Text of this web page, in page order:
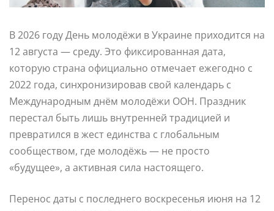
В 2026 году День молодёжи в Украине приходится на
12 августа — среду. Это фиксированная дата,
которую страна официально отмечает ежегодно с
2022 года, синхронизировав свой календарь с
Международным днём молодёжи ООН. Праздник
перестал быть лишь внутренней традицией и
превратился в жест единства с глобальным
сообществом, где молодёжь — не просто
«будущее», а активная сила настоящего.
Перенос даты с последнего воскресенья июня на 12